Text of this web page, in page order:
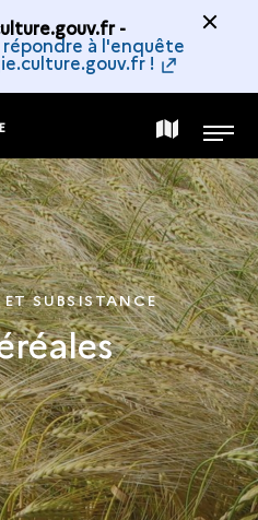
-
répondre à l'enquête
!
CARTE
DE
LA
COLLECTION
MENU
SUBSISTANCE